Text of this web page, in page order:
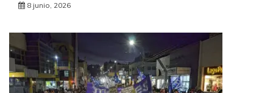
8 junio, 2026